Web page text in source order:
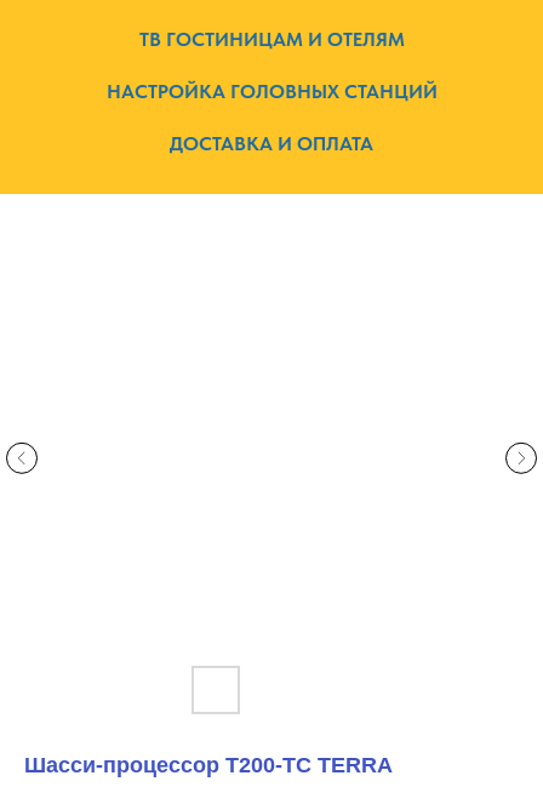
ТВ ГОСТИНИЦАМ И ОТЕЛЯМ
НАСТРОЙКА ГОЛОВНЫХ СТАНЦИЙ
ДОСТАВКА И ОПЛАТА
Шасси-процессор T200-TC TERRA